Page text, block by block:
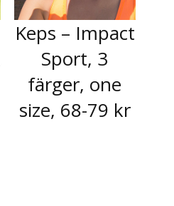
Keps – Impact
Sport, 3
färger, one
size, 68-79 kr